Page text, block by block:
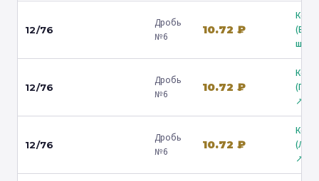
12/76
Дробь
№6
10.72 ₽
ш.) ↗
12/76
Дробь
№6
10.72 ₽
↗
12/76
Дробь
№6
10.72 ₽
↗